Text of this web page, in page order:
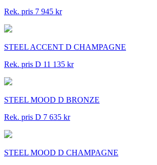
Rek. pris 7 945 kr
STEEL ACCENT D CHAMPAGNE
Rek. pris D 11 135 kr
STEEL MOOD D BRONZE
Rek. pris D 7 635 kr
STEEL MOOD D CHAMPAGNE